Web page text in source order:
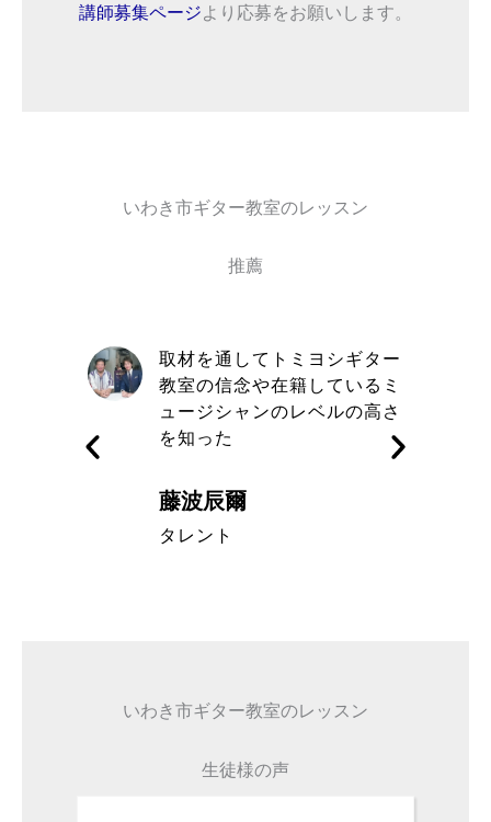
講師募集ページより応募をお願いします。
いわき市ギター教室のレッスン
推薦
取材を通してトミヨシギター
教室の信念や在籍しているミ
ュージシャンのレベルの高さ
を知った
藤波辰爾
タレント
いわき市ギター教室のレッスン
生徒様の声